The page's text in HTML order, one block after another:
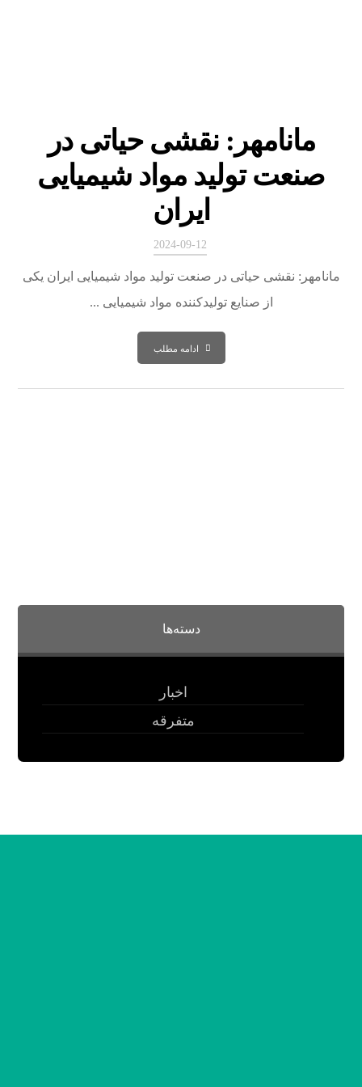
مانامهر: نقشی حیاتی در
صنعت تولید مواد شیمیایی
ایران
2024-09-12
مانامهر: نقشی حیاتی در صنعت تولید مواد شیمیایی ایران یکی
از صنایع تولیدکننده مواد شیمیایی ...
ادامه مطلب
دسته‌ها
اخبار
متفرقه